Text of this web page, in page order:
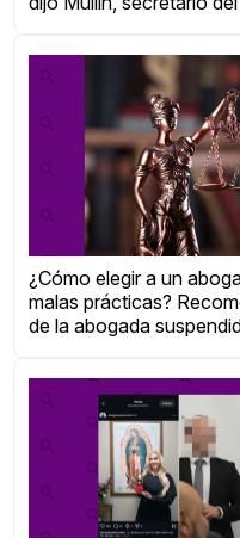
¿Cómo elegir a un
malas prácticas?
de la abogada